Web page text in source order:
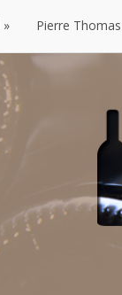
Pierre Thomas